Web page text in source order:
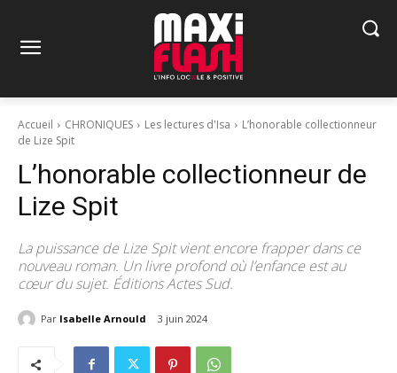
Accueil CHRONIQUES Les lectures d'Isa
L’honorable collectionneur
de Lize Spit
L’honorable collectionneur de
Lize Spit
La puissance de Lize Spit vient encore frapper dans ce
nouveau roman. Un livre profond où l’enfance est au
cœur du sujet. Éditions Actes Sud.
Par Isabelle Arnould 3 juin 2024